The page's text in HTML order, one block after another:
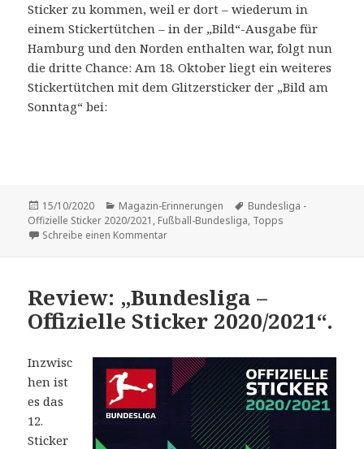
Sticker zu kommen, weil er dort – wiederum in
einem Stickertütchen – in der „Bild“-Ausgabe für
Hamburg und den Norden enthalten war, folgt nun
die dritte Chance: Am 18. Oktober liegt ein weiteres
Stickertütchen mit dem Glitzersticker der „Bild am
Sonntag“ bei:
Veröffentlicht
am
15/10/2020 Kategorien
Magazin-Erinnerungen Schlagwörter
Bundesliga -
Offizielle Sticker 2020/2021 , Fußball-Bundesliga, Topps
Schreibe einen Kommentarzu Limitierter Bundesliga-Glitzersticker
Review: „Bundesliga –
Offizielle Sticker 2020/2021“.
Inzwisc
hen ist
es das
12.
Sticker